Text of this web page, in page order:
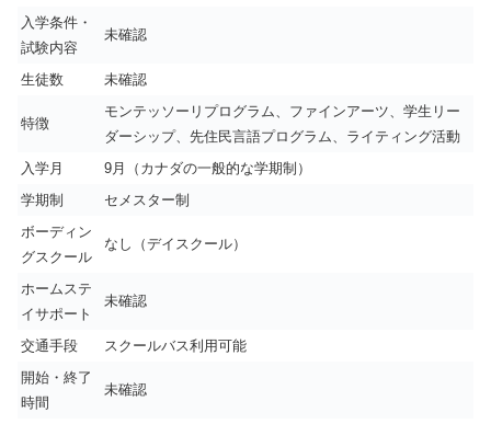
入学条件・
試験内容
未確認
生徒数 未確認
特徴
モンテッソーリプログラム、ファインアーツ、学生リー
ダーシップ、先住民言語プログラム、ライティング活動
入学月
9月（カナダの一般的な学期制）
学期制
セメスター制
ボーディン
グスクール
なし（デイスクール）
ホームステ
イサポート
未確認
交通手段
スクールバス利用可能
開始・終了
時間
未確認